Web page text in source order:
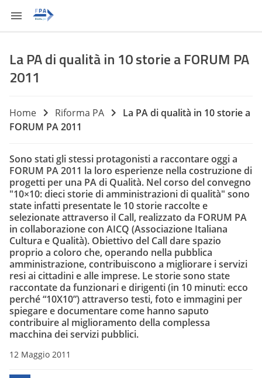
La PA di qualità in 10 storie a FORUM PA
2011
Home Riforma PA
La PA di qualità in 10 storie a
FORUM PA 2011
Sono stati gli stessi protagonisti a raccontare oggi a
FORUM PA 2011 la loro esperienze nella costruzione di
progetti per una PA di Qualità. Nel corso del convegno
"10×10: dieci storie di amministrazioni di qualità" sono
state infatti presentate le 10 storie raccolte e
selezionate attraverso il Call, realizzato da FORUM PA
in collaborazione con AICQ (Associazione Italiana
Cultura e Qualità). Obiettivo del Call dare spazio
proprio a coloro che, operando nella pubblica
amministrazione, contribuiscono a migliorare i servizi
resi ai cittadini e alle imprese. Le storie sono state
raccontate da funzionari e dirigenti(in 10 minuti: ecco
perché “10X10”)attraverso testi, foto e immagini per
spiegare e documentare come hanno saputo
contribuire al miglioramento della complessa
macchina dei servizi pubblici.
12 Maggio 2011